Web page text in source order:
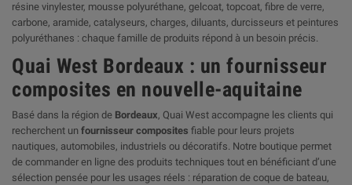
résine vinylester, mousse polyuréthane, gelcoat, topcoat, fibre de verre,
carbone, aramide, catalyseurs, charges, diluants, durcisseurs et peintures
polyuréthanes : chaque famille de produits répond à un besoin précis.
Quai West Bordeaux : un fournisseur
composites en nouvelle-aquitaine
Basé dans la région de Bordeaux, Quai West accompagne les clients qui
recherchent un fournisseur composites fiable pour leurs projets
nautiques, automobiles, industriels ou décoratifs. Notre boutique permet
de commander en ligne des produits techniques tout en bénéficiant d’une
sélection pensée pour les usages réels : réparation de coque de bateau,